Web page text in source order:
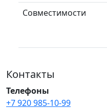
Совместимости
Контакты
Телефоны
+7 920 985-10-99